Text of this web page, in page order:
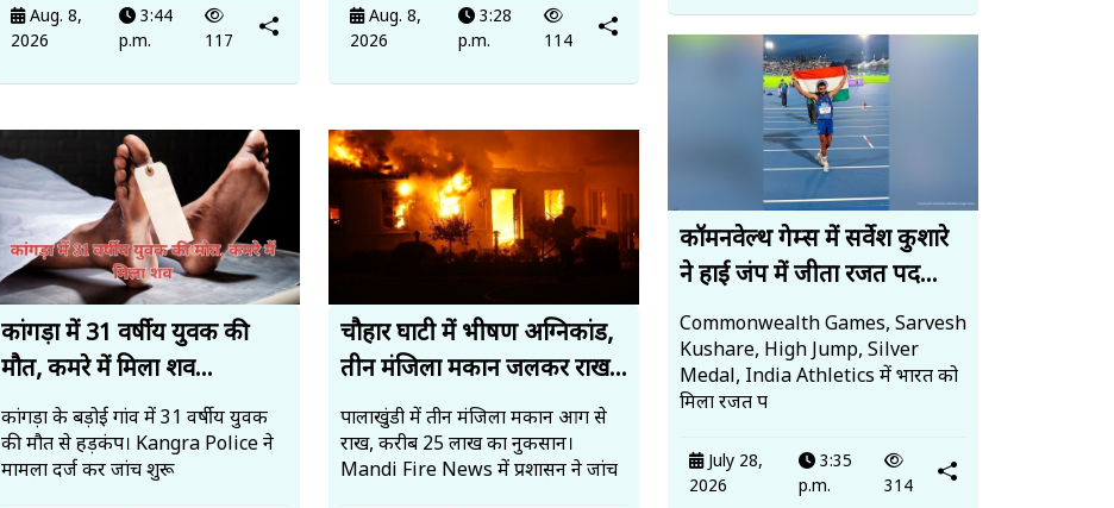
Aug. 8,
2026
3:44
p.m.
117
Aug. 8,
2026
3:28
p.m.
114
कांगड़ा में 31 वर्षीय युवक की
मौत, कमरे में मिला शव...
कांगड़ा के बड़ोई गांव में 31 वर्षीय युवक
की मौत से हड़कंप। Kangra Police ने
मामला दर्ज कर जांच शुरू
चौहार घाटी में भीषण अग्निकांड,
तीन मंजिला मकान जलकर राख...
पालाखुंडी में तीन मंजिला मकान आग से
राख, करीब 25 लाख का नुकसान।
Mandi Fire News में प्रशासन ने जांच
कॉमनवेल्थ गेम्स में सर्वेश कुशारे
ने हाई जंप में जीता रजत पद...
Commonwealth Games, Sarvesh
Kushare, High Jump, Silver
Medal, India Athletics में भारत को
मिला रजत प
July 28,
2026
3:35
p.m.
314